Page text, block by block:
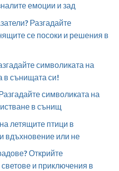
емоции и зад
Разгадайте
се посоки и решения в
символиката на
в сънищата си!
символиката на
в сънищ
летящите птици в
вдъхновение или не
Открийте
и приключения в